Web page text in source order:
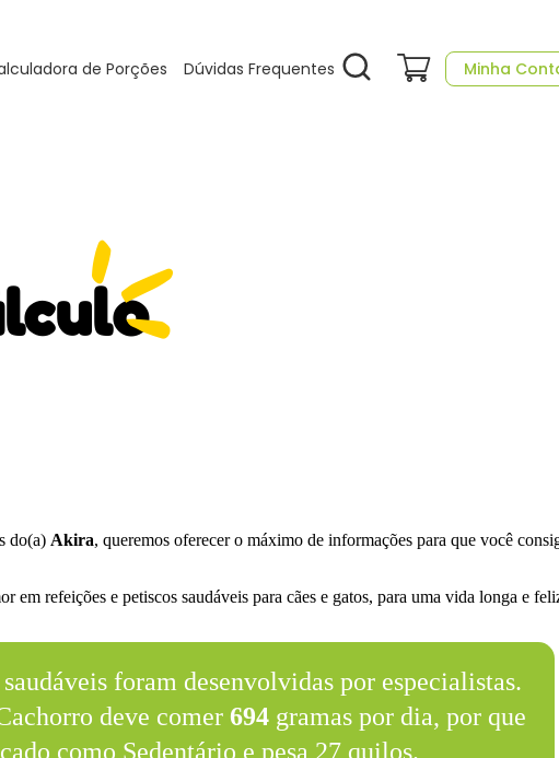
de Porções Dúvidas Frequentes Minha
do(a) Akira, queremos oferecer o máximo de informações para que você
em refeições e petiscos saudáveis para cães e gatos, para uma vida longa e
saudáveis foram desenvolvidas por especialistas.
deve comer694 gramas por dia, por que
como Sedentário e pesa 27 quilos.